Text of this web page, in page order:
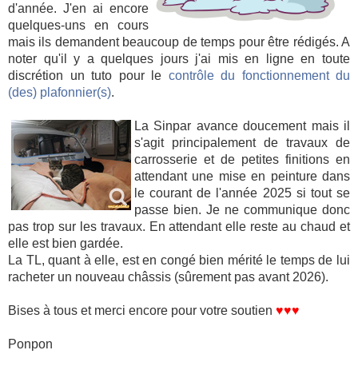
d'année. J'en ai encore
quelques-uns en cours
mais ils demandent beaucoup de temps pour être rédigés. A
noter qu'il y a quelques jours j'ai mis en ligne en toute
discrétion un tuto pour le contrôle du fonctionnement du
(des) plafonnier(s).
La Sinpar avance doucement mais il
s'agit principalement de travaux de
carrosserie et de petites finitions en
attendant une mise en peinture dans
le courant de l'année 2025 si tout se
passe bien. Je ne communique donc
pas trop sur les travaux. En attendant elle reste au chaud et
elle est bien gardée.
La TL, quant à elle, est en congé bien mérité le temps de lui
racheter un nouveau châssis (sûrement pas avant 2026).
Bises à tous et merci encore pour votre soutien ♥♥♥
Ponpon